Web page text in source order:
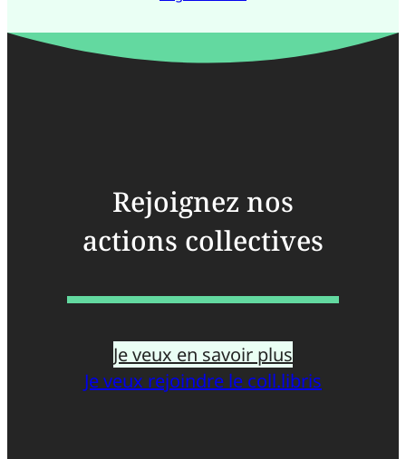
Rejoignez nos
actions collectives
Je veux en savoir plus
Je veux rejoindre le coll.libris